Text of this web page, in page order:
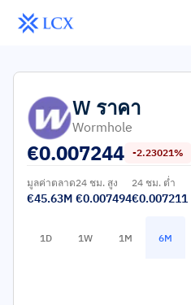
W ราคา
Wormhole
€0.007244 -2.23021%
มูลค่าตลาด
€45.63M
24 ชม. สูง
€0.007494
24 ชม. ต่ำ
€0.007211
1D 1W 1M 6M